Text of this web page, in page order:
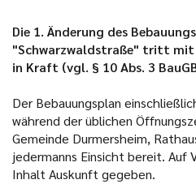
Die 1. Änderung des
"Schwarzwaldstraße" tritt mit
in Kraft (vgl. § 10 Abs. 3
Der Bebauungsplan
während der üblichen
Gemeinde Durmersheim,
jedermanns Einsicht bereit. Auf
Inhalt Auskunft gegeben.